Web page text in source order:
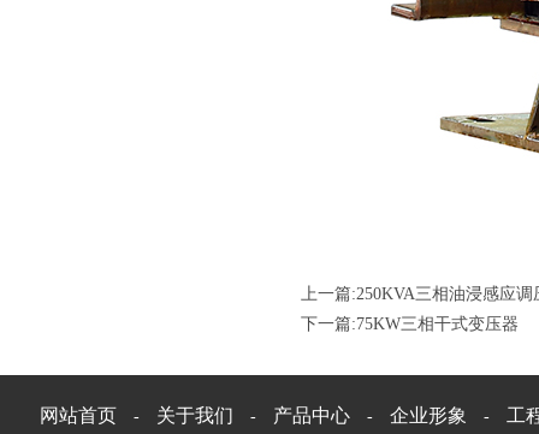
上一篇:250KVA三相油浸感应调
下一篇:75KW三相干式变压器
网站首页 - 关于我们 - 产品中心- 企业形象 - 工